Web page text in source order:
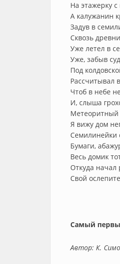
На этажерку
А калужанин
Задув в
Сквозь
Уже летел в
Уже, забыв
Под
Рассчитывал
Чтоб в небе
И, слыша
Метеоритный
Я вижу дом
Семилинейки
Бумаги,
Весь домик
Откуда начал
Свой
Самый
Автор: К.